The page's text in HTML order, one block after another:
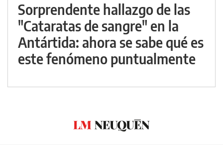
Sorprendente hallazgo de las
"Cataratas de sangre" en la
Antártida: ahora se sabe qué es
este fenómeno puntualmente